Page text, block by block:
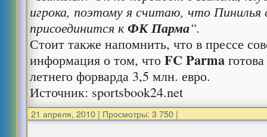
игрока, поэтому я считаю, что Пинилья
присоединится кФК Парма“.
Стоит также напомнить, что в прессе
информация о том, чтоFC Parma
летнего форварда 3,5 млн. евро.
Источник: sportsbook24.net
21 апреля, 2010 | Просмотры: 3 750 |